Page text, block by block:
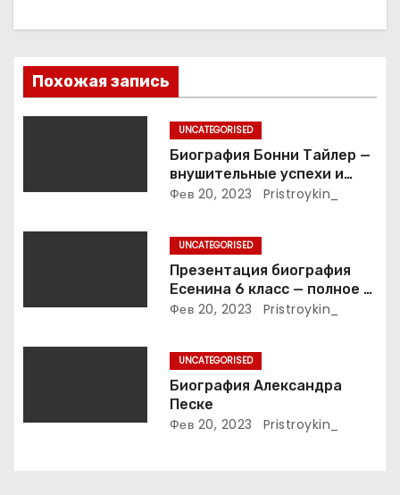
з
а
и
с
м
Похожая запись
UNCATEGORISED
Биография Бонни Тайлер —
внушительные успехи и
интимные подробности
Фев 20, 2023 Pristroykin_
UNCATEGORISED
Презентация биография
Есенина 6 класс — полное и
подробное описание жизни
Фев 20, 2023 Pristroykin_
UNCATEGORISED
Биография Александра
Песке
Фев 20, 2023 Pristroykin_